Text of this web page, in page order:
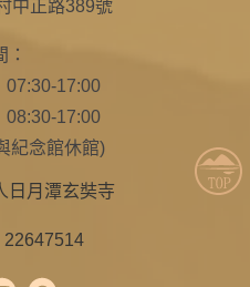
中正路389號
07:30-17:00
08:30-17:00
紀念館休館)
日月潭玄奘寺
22647514